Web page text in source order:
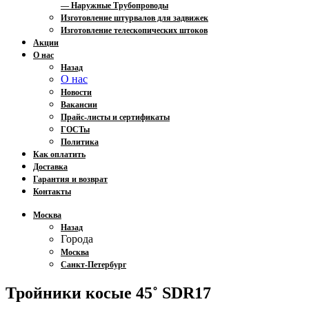
— Наружные Трубопроводы
Изготовление штурвалов для задвижек
Изготовление телескопических штоков
Акции
О нас
Назад
О нас
Новости
Вакансии
Прайс-листы и сертификаты
ГОСТы
Политика
Как оплатить
Доставка
Гарантия и возврат
Контакты
Москва
Назад
Города
Москва
Санкт-Петербург
Тройники косые 45˚ SDR17